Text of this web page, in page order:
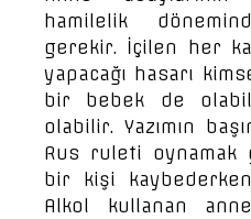
hamilelik
gerekir. İçilen her
yapacağı hasarı
bir bebek de
olabilir. Yazımın
Rus ruleti oynamak
bir kişi
Alkol kullanan anne